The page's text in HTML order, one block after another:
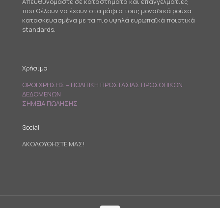
που θέλουν να έχουν στα ράφια τους μοναδικά ρούχα
κατασκευασμένα με τα πιο υψηλά ευρωπαϊκά ποιοτικά
standards.
Χρήσιμα
ΟΡΟΙ ΧΡΗΣΗΣ – ΠΟΛΙΤΙΚΗ ΠΡΟΣΤΑΣΙΑΣ ΠΡΟΣΩΠΙΚΩΝ
ΔΕΔΟΜΕΝΩΝ
ΣΗΜΕΙΑ ΠΩΛΗΣΗΣ
Social
ΑΚΟΛΟΥΘΗΣΤΕ ΜΑΣ!